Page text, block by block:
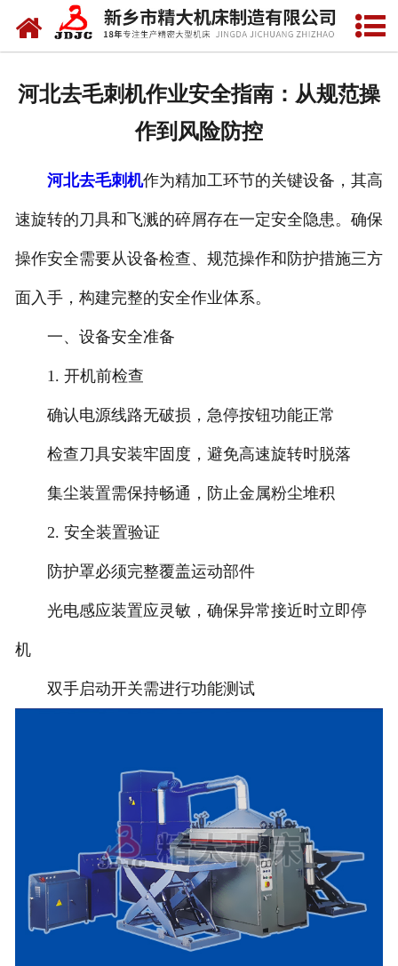
网站首页
视频中心
河北去毛刺机作业安全指南：从规范操
作到风险防控
河北去毛刺机作为精加工环节的关键设备，其高
速旋转的刀具和飞溅的碎屑存在一定安全隐患。确保
操作安全需要从设备检查、规范操作和防护措施三方
面入手，构建完整的安全作业体系。
一、设备安全准备
1. 开机前检查
确认电源线路无破损，急停按钮功能正常
检查刀具安装牢固度，避免高速旋转时脱落
集尘装置需保持畅通，防止金属粉尘堆积
2. 安全装置验证
防护罩必须完整覆盖运动部件
光电感应装置应灵敏，确保异常接近时立即停
机
双手启动开关需进行功能测试